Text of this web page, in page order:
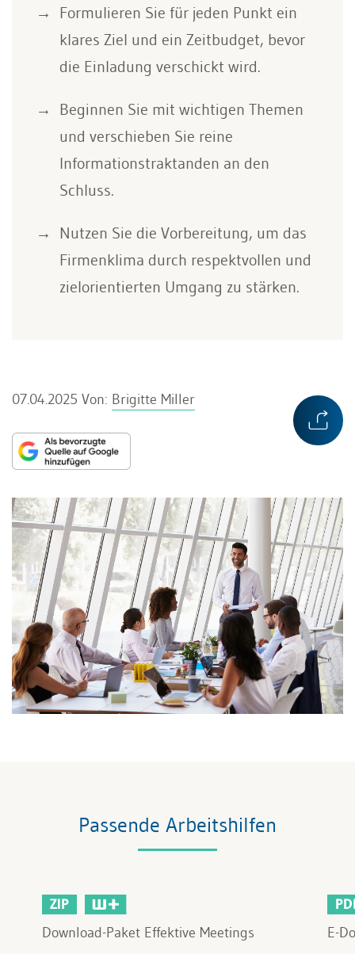
Formulieren Sie für jeden Punkt ein
klares Ziel und ein Zeitbudget, bevor
die Einladung verschickt wird.
Beginnen Sie mit wichtigen Themen
und verschieben Sie reine
Informationstraktanden an den
Schluss.
Nutzen Sie die Vorbereitung, um das
Firmenklima durch respektvollen und
zielorientierten Umgang zu stärken.
07.04.2025 Von: Brigitte Miller
Passende Arbeitshilfen
ZIP
Download-Paket Effektive Meetings
E-